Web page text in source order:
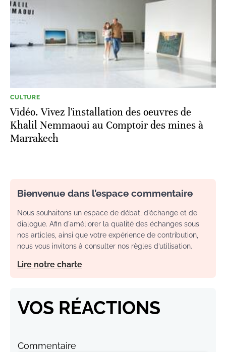
CULTURE
Vidéo. Vivez l'installation des oeuvres de
Khalil Nemmaoui au Comptoir des mines à
Marrakech
Bienvenue dans l’espace commentaire
Nous souhaitons un espace de débat, d’échange et de
dialogue. Afin d'améliorer la qualité des échanges sous
nos articles, ainsi que votre expérience de contribution,
nous vous invitons à consulter nos règles d’utilisation.
Lire notre charte
VOS RÉACTIONS
Commentaire